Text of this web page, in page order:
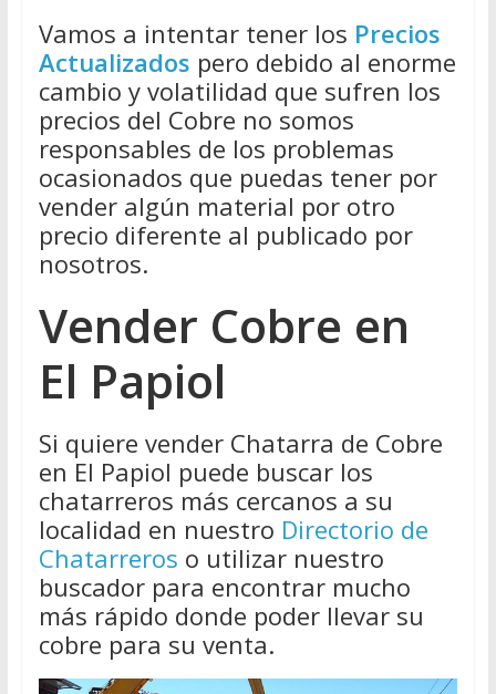
Vamos a intentar tener los Precios
Actualizados pero debido al enorme
cambio y volatilidad que sufren los
precios del Cobre no somos
responsables de los problemas
ocasionados que puedas tener por
vender algún material por otro
precio diferente al publicado por
nosotros.
Vender Cobre en
El Papiol
Si quiere vender Chatarra de Cobre
en El Papiol puede buscar los
chatarreros más cercanos a su
localidad en nuestro Directorio de
Chatarreros o utilizar nuestro
buscador para encontrar mucho
más rápido donde poder llevar su
cobre para su venta.